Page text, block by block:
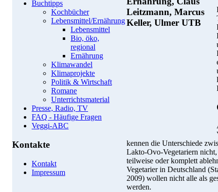
Buchtipps
Kochbücher
Lebensmittel/Ernährung
Lebensmittel
Bio, öko,
regional
Ernährung
Klimawandel
Klimaprojekte
Politik & Wirtschaft
Romane
Unterrichtsmaterial
Presse, Radio, TV
FAQ - Häufige Fragen
Veggi-ABC
Kontakte
Kontakt
Impressum
kennen die Unterschiede
Lakto-Ovo-Vegetariern
teilweise oder komplett
Vegetarier in Deutschland
2009) wollen nicht alle als
werden.